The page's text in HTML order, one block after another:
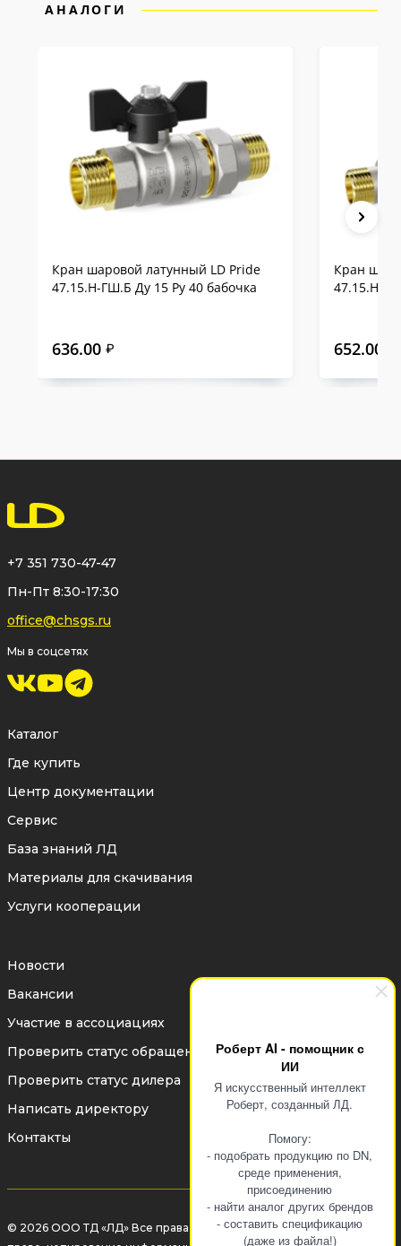
Роберт AI - помощник с
ИИ
Я искусственный интеллект
Роберт, созданный ЛД.
Помогу:
- подобрать продукцию по DN,
среде применения,
присоединению
- найти аналог других брендов
- составить спецификацию
(даже из файла!)
АНАЛОГИ
Кран шаровой латунный LD Pride
47.15.Н-ГШ.Б Ду 15 Ру 40 бабочка
636.00 ₽
Кран
47.15.Н-
652.00
+7 351 730-47-47
Пн-Пт 8:30-17:30
office@chsgs.ru
Мы в соцсетях
Каталог
Где купить
Центр документации
Сервис
База знаний ЛД
Материалы для скачивания
Услуги кооперации
Новости
Вакансии
Участие в ассоциациях
Проверить статус обращения
Проверить статус дилера
Написать директору
Контакты
© 2026 ООО ТД «ЛД» Все права защищены законом об авторском